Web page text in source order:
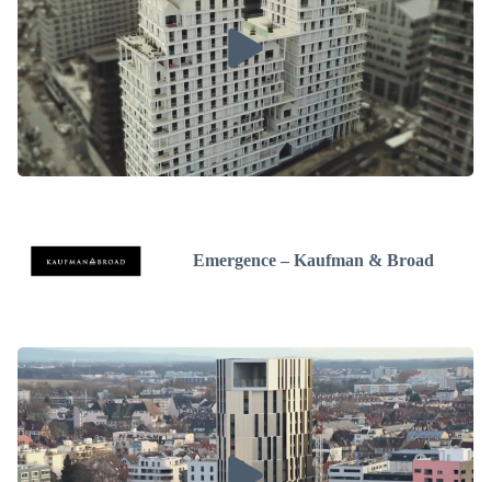
Emergence – Kaufman & Broad